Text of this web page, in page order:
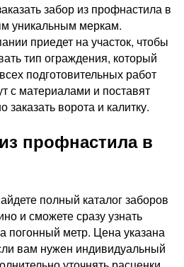
забор из профнастила в
уникальным меркам.
приедет на участок, чтобы
тип ограждения, который
подготовительных работ
с материалами и поставят
ворота и калитку.
профнастила в
полный каталог заборов
и сможете сразу узнать
погонный метр. Цена указана
вам нужен индивидуальный